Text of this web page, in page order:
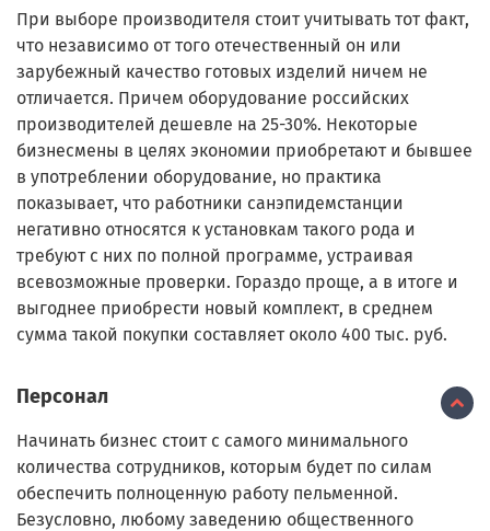
При выборе производителя стоит учитывать тот факт,
что независимо от того отечественный он или
зарубежный качество готовых изделий ничем не
отличается. Причем оборудование российских
производителей дешевле на 25-30%. Некоторые
бизнесмены в целях экономии приобретают и бывшее
в употреблении оборудование, но практика
показывает, что работники санэпидемстанции
негативно относятся к установкам такого рода и
требуют с них по полной программе, устраивая
всевозможные проверки. Гораздо проще, а в итоге и
выгоднее приобрести новый комплект, в среднем
сумма такой покупки составляет около 400 тыс. руб.
Персонал
Начинать бизнес стоит с самого минимального
количества сотрудников, которым будет по силам
обеспечить полноценную работу пельменной.
Безусловно, любому заведению общественного